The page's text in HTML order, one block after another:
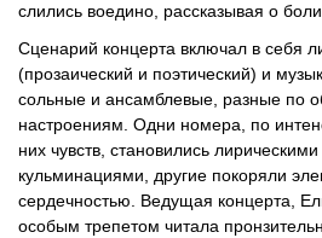
слились воедино, рассказывая о
Сценарий концерта включал в себя
(прозаический и поэтический) и
сольные и ансамблевые, разные по
настроениям. Одни номера, по
них чувств, становились
кульминациями, другие покоряли
сердечностью. Ведущая концерта,
особым трепетом читала